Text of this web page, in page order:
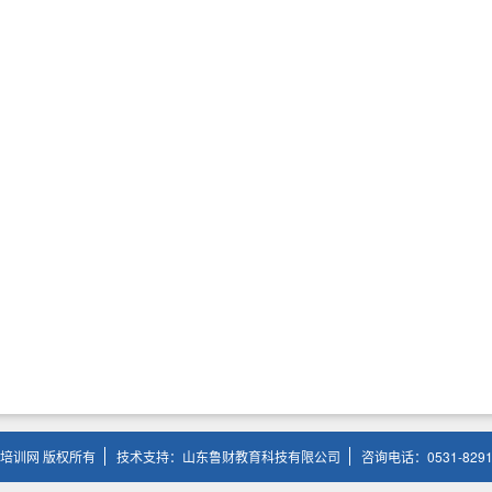
训网 版权所有 技术支持：山东鲁财教育科技有限公司 咨询电话：0531-